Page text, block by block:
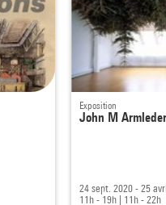
Exposition
John M
24 sept. 2020 - 25
11h - 19h
11h - 22h